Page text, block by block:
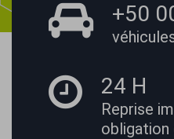
+50
24 H
Reprise
obligation